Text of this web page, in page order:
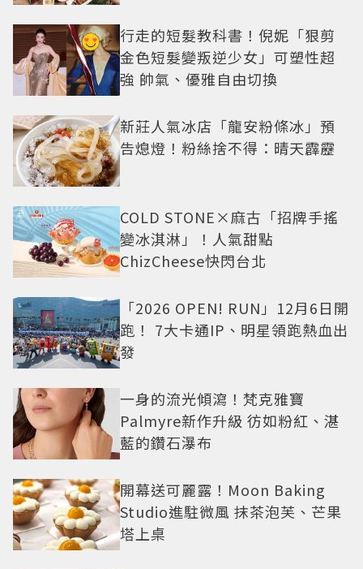
行走的短髮教科書！倪妮「狠剪
金色短髮變叛逆少女」可塑性超
強 帥氣、優雅自由切換
新莊人氣冰店「龍安粉條冰」預
告熄燈！粉絲捨不得：晴天霹靂
COLD STONE×麻古「招牌手搖
變冰淇淋」！人氣甜點
ChizCheese快閃台北
「2026 OPEN! RUN」12月6日開
跑！ 7大卡通IP、明星領跑熱血出
發
一身的流光傾瀉！梵克雅寶
Palmyre新作升級 彷如粉紅、湛
藍的鑽石瀑布
開幕送可麗露！Moon Baking
Studio進駐微風 抹茶泡芙、芒果
塔上桌